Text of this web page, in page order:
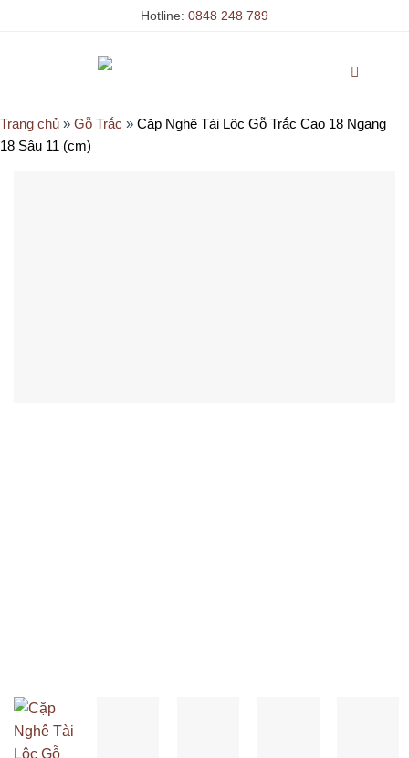
Hotline: 0848 248 789
Trang chủ » Gỗ Trắc » Cặp Nghê Tài Lộc Gỗ Trắc Cao 18 Ngang
18 Sâu 11 (cm)